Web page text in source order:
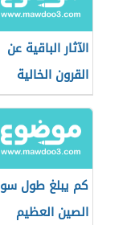
الآثار الباقية عن
القرون الخالية
كم يبلغ طول
الصين العظيم